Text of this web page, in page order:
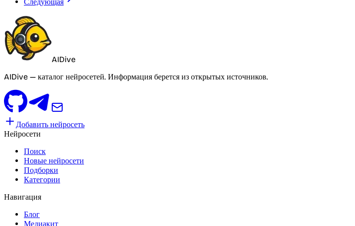
AIDive
AIDive — каталог нейросетей. Информация берется из открытых источников.
Добавить нейросеть
Нейросети
Поиск
Новые нейросети
Подборки
Категории
Навигация
Блог
Медиакит